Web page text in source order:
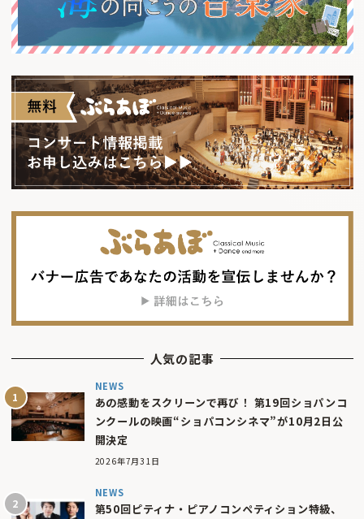
人気の記事
NEWS
あの感動をスクリーンで再び！ 第19回ショパンコ
ンクールの映画“ショパコンシネマ”が10月2日公
開決定
2026年7月31日
NEWS
第50回ピティナ・ピアノコンペティション特級、